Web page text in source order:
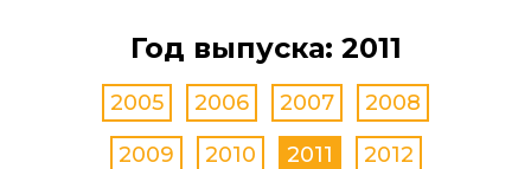
Год выпуска: 2011
2005 2006 2007
2008
2009
2010 2011
2012